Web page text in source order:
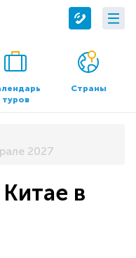
и реквизиты
туров
Страны
2027
в